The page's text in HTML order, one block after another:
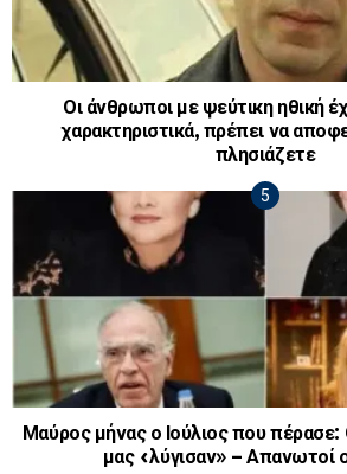
Οι άνθρωποι με ψεύτικη ηθική
χαρακτηριστικά, πρέπει να
πλησιάζετε
Μαύρος μήνας ο Ιούλιος που
μας «λύγισαν» – Απανωτοί